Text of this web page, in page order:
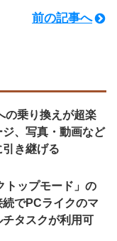
前の記事へ
乗り換えが超楽
、写真・動画など
き継げる
ップモード」の
でPCライクのマ
タスクが利用可